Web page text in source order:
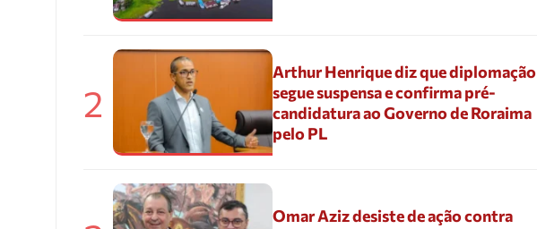
2
Arthur Henrique diz que diplomação
segue suspensa e confirma pré-
candidatura ao Governo de Roraima
pelo PL
Omar Aziz desiste de ação contra